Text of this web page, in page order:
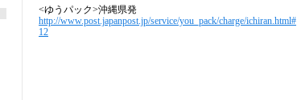
<ゆうパック>沖縄県発
http://www.post.japanpost.jp/service/you_pack/charge/ichiran.html#
12